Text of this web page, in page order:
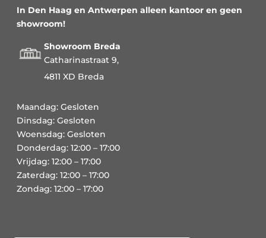
In Den Haag en Antwerpen alleen kantoor en geen
showroom!
Showroom Breda
Catharinastraat 9,
4811 XD Breda
Maandag: Gesloten
Dinsdag: Gesloten
Woensdag: Gesloten
Donderdag: 12:00 – 17:00
Vrijdag: 12:00 – 17:00
Zaterdag: 12:00 – 17:00
Zondag: 12:00 – 17:00